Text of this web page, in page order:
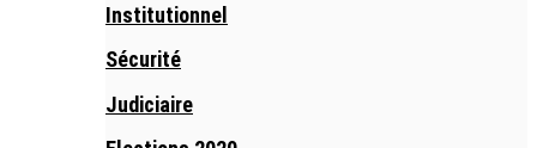
Institutionnel
Sécurité
Judiciaire